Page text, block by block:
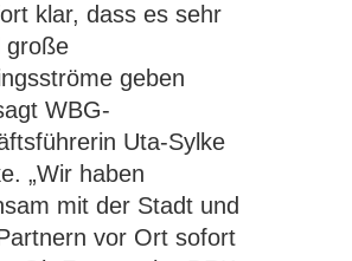
klar, dass es sehr
große
geben
WBG-
Uta-Sylke
„Wir haben
mit der Stadt und
vor Ort sofort